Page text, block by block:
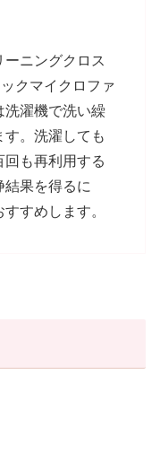
ニングクロス
クマイクロファ
洗濯機で洗い繰
す。洗濯しても
回も再利用する
結果を得るに
すめします。